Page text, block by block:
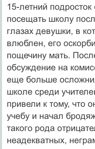
15-летний
посещать школу
глазах девушки, в
влюблен, его
пощечину мать.
обсуждение на
еще больше
школе среди
привели к тому, что
учебу и начал
такого рода
неадекватных,